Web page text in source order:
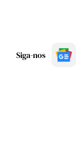
Siga-nos